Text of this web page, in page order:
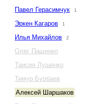
Павел Герасимчук 1
Эркен Кагаров 1
Илья Михайлов 2
Олег Пащенко
Таисия Лушенко
Тимур Бурбаев
Алексей Шаршаков